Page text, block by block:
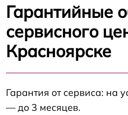
Гарантийные
сервисного
Красноярске
Гарантия от сервиса: на
— до 3 месяцев.